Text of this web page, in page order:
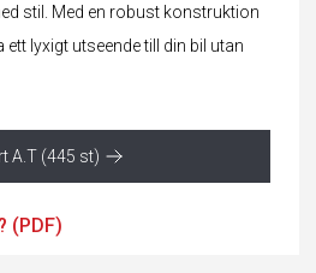
stil. Med en robust konstruktion
lyxigt utseende till din bil utan
A.T (445 st)
(PDF)